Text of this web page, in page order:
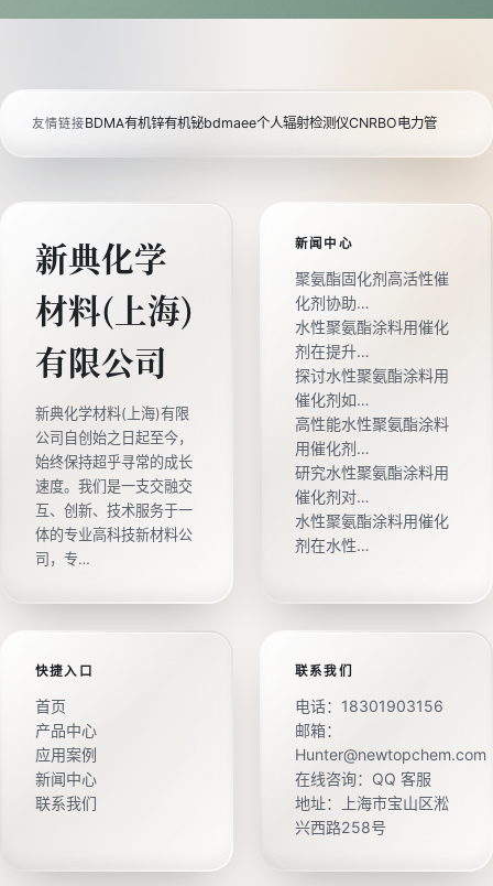
友情链接BDMA有机锌有机铋bdmaee个人辐射检测仪CNRBO电力管
新典化学
材料(上海)
有限公司
新典化学材料(上海)有限
公司自创始之日起至今，
始终保持超乎寻常的成长
速度。我们是一支交融交
互、创新、技术服务于一
体的专业高科技新材料公
司，专…
新闻中心
聚氨酯固化剂高活性催
化剂协助…
水性聚氨酯涂料用催化
剂在提升…
探讨水性聚氨酯涂料用
催化剂如…
高性能水性聚氨酯涂料
用催化剂…
研究水性聚氨酯涂料用
催化剂对…
水性聚氨酯涂料用催化
剂在水性…
快捷入口
首页
产品中心
应用案例
新闻中心
联系我们
联系我们
电话： 18301903156
邮箱：
Hunter@newtopchem.com
在线咨询： QQ 客服
地址：上海市宝山区淞
兴西路258号